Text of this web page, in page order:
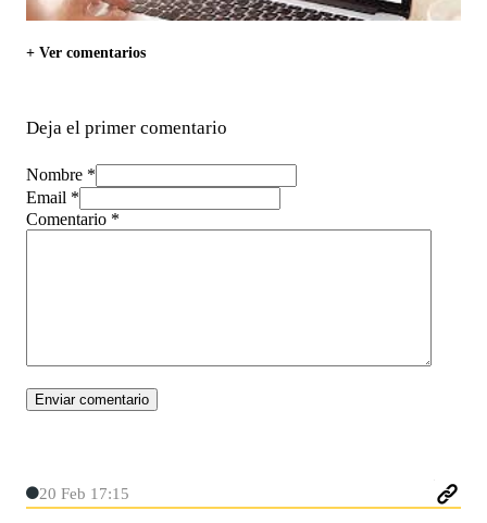
+ Ver comentarios
Deja el primer comentario
Nombre *
Email *
Comentario *
20 Feb 17:15